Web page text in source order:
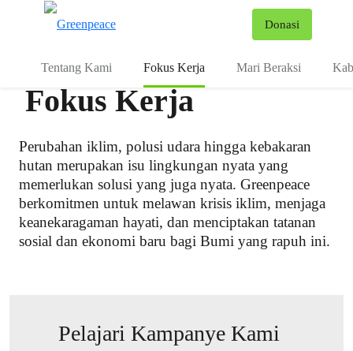
Donasi
Tentang Kami Fokus Kerja Mari Beraksi
Fokus Kerja
Perubahan iklim, polusi udara hingga kebakaran
hutan merupakan isu lingkungan nyata yang
memerlukan solusi yang juga nyata. Greenpeace
berkomitmen untuk melawan krisis iklim, menjaga
keanekaragaman hayati, dan menciptakan tatanan
sosial dan ekonomi baru bagi Bumi yang rapuh ini.
Pelajari Kampanye Kami